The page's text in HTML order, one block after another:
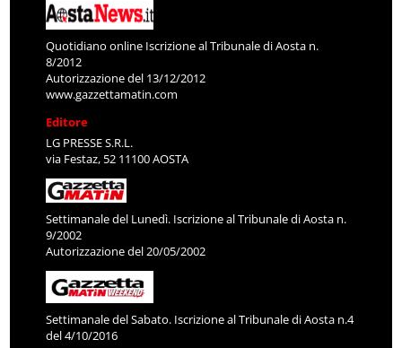
Quotidiano online Iscrizione al Tribunale di Aosta n.
8/2012
Autorizzazione del 13/12/2012
www.gazzettamatin.com
Editore
LG PRESSE S.R.L.
via Festaz, 52 11100 AOSTA
Settimanale del Lunedì. Iscrizione al Tribunale di Aosta n.
9/2002
Autorizzazione del 20/05/2002
Settimanale del Sabato. Iscrizione al Tribunale di Aosta n.4
del 4/10/2016